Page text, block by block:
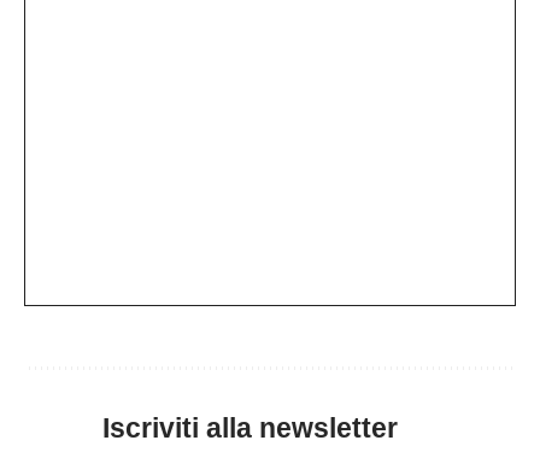
Iscriviti alla newsletter